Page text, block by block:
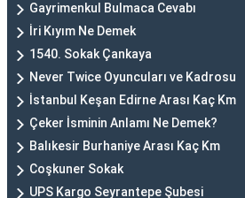
Gayrimenkul Bulmaca Cevabı
İri Kıyım Ne Demek
1540. Sokak Çankaya
Never Twice Oyuncuları ve Kadrosu
İstanbul Keşan Edirne Arası Kaç Km
Çeker İsminin Anlamı Ne Demek?
Balıkesir Burhaniye Arası Kaç Km
Coşkuner Sokak
UPS Kargo Seyrantepe Şubesi